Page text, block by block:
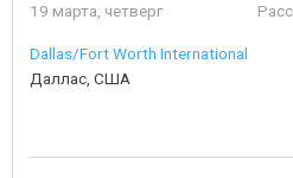
19 марта, четверг
Dallas/Fort Worth International
Даллас, США